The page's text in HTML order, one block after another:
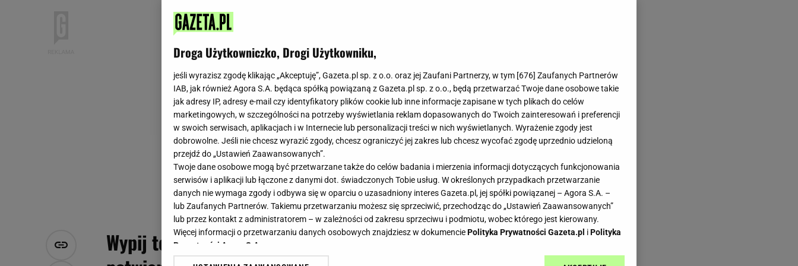
Wypij ten napój pół godziny przed treningiem. Naukowcy
Droga Użytkowniczko, Drogi Użytkowniku,
jeśli wyrazisz zgodę klikając „Akceptuję”, Gazeta.pl sp. z o.o. oraz jej Zaufani Partnerzy, w tym [676] Zaufanych Partnerów
IAB, jak również Agora S.A. będąca spółką powiązaną z Gazeta.pl sp. z o.o., będą przetwarzać Twoje dane osobowe takie
jak adresy IP, adresy e-mail czy identyfikatory plików cookie lub inne informacje zapisane w tych plikach do celów
marketingowych, w szczególności na potrzeby wyświetlania reklam dopasowanych do Twoich zainteresowań i preferencji
w swoich serwisach, aplikacjach i w Internecie lub personalizacji treści w nich wyświetlanych. Wyrażenie zgody jest
dobrowolne. Jeśli nie chcesz wyrazić zgody, chcesz ograniczyć jej zakres lub chcesz wycofać zgodę uprzednio udzieloną
przejdź do „Ustawień Zaawansowanych”.
Twoje dane osobowe mogą być przetwarzane także do celów badania i mierzenia informacji dotyczących funkcjonowania
serwisów i aplikacji lub łączone z danymi dot. świadczonych Tobie usług. W określonych przypadkach przetwarzanie
danych nie wymaga zgody i odbywa się w oparciu o uzasadniony interes Gazeta.pl, jej spółki powiązanej – Agora S.A. –
lub Zaufanych Partnerów. Takiemu przetwarzaniu możesz się sprzeciwić, przechodząc do „Ustawień Zaawansowanych”
lub przez kontakt z administratorem – w zależności od zakresu sprzeciwu i podmiotu, wobec którego jest kierowany.
Więcej informacji o przetwarzaniu danych osobowych znajdziesz w dokumenciePolityka Prywatności Gazeta.pl iPolityka
Prywatności Agora S.A.